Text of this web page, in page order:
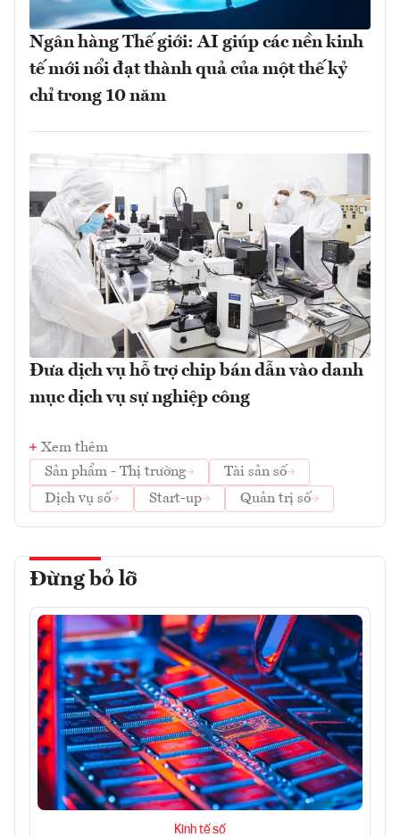
Ngân hàng Thế giới: AI giúp các nền kinh
tế mới nổi đạt thành quả của một thế kỷ
chỉ trong 10 năm
Đưa dịch vụ hỗ trợ chip bán dẫn vào danh
mục dịch vụ sự nghiệp công
Xem thêm
Sản phẩm - Thị trường
Tài sản số
Dịch vụ số
Start-up Quản trị số
Đừng bỏ lỡ
Kinh tế số